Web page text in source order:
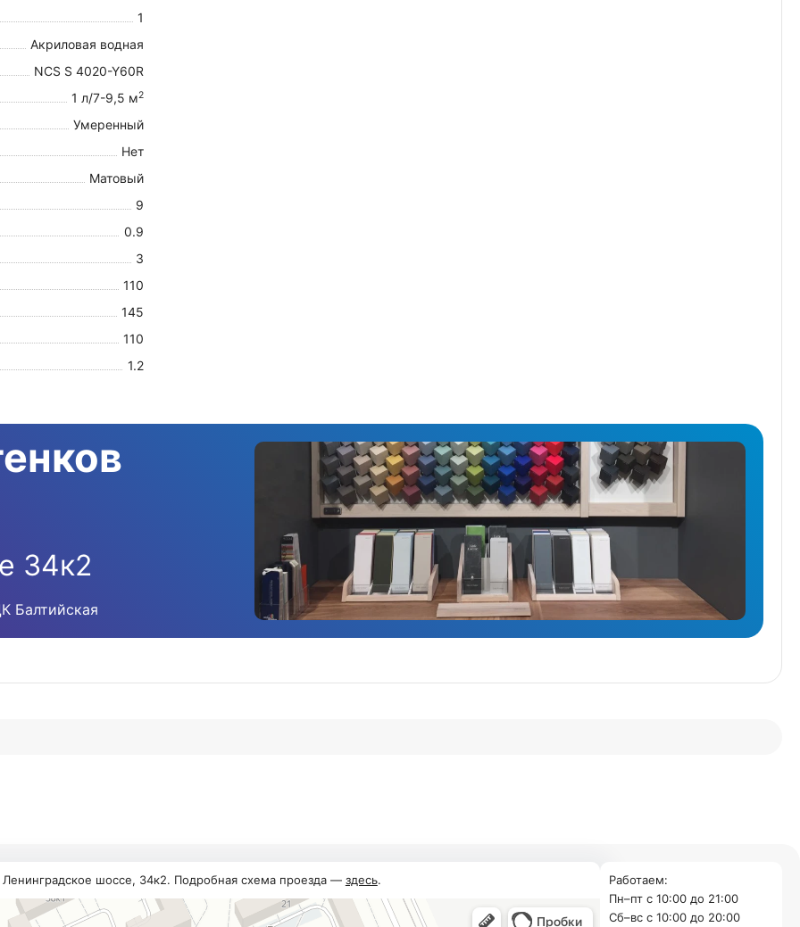
1
Акриловая водная
NCS S 4020-Y60R
1 л/7-9,5 м2
Умеренный
Нет
Матовый
9
0.9
3
110
145
110
1.2
34к2
Балтийская
шоссе, 34к2. Подробная схема проезда — здесь.
Работаем:
Пн–пт с 10:00 до 21:00
Cб–вс с 10:00 до 20:00